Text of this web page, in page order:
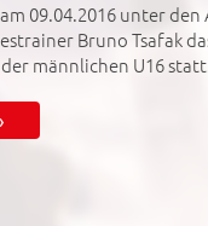
09.04.2016 unter den
Bruno Tsafak
männlichen U16